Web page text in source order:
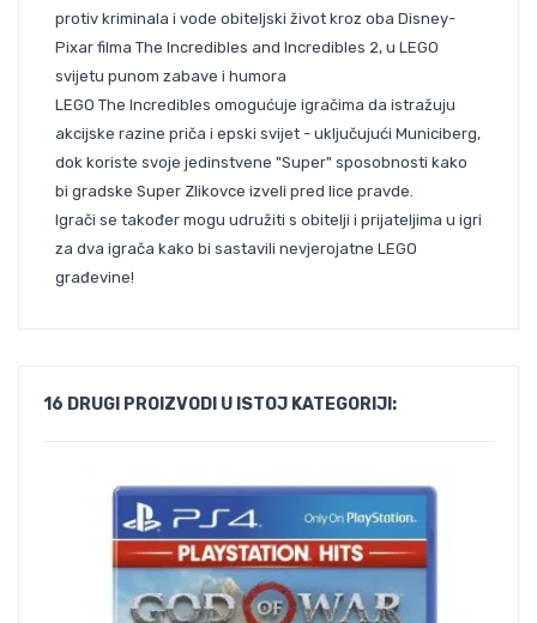
protiv kriminala i vode obiteljski život kroz oba Disney-
Pixar filma The Incredibles and Incredibles 2, u LEGO
svijetu punom zabave i humora
LEGO The Incredibles omogućuje igračima da istražuju
akcijske razine priča i epski svijet - uključujući Municiberg,
dok koriste svoje jedinstvene "Super" sposobnosti kako
bi gradske Super Zlikovce izveli pred lice pravde.
Igrači se također mogu udružiti s obitelji i prijateljima u igri
za dva igrača kako bi sastavili nevjerojatne LEGO
građevine!
16 DRUGI PROIZVODI U ISTOJ KATEGORIJI: